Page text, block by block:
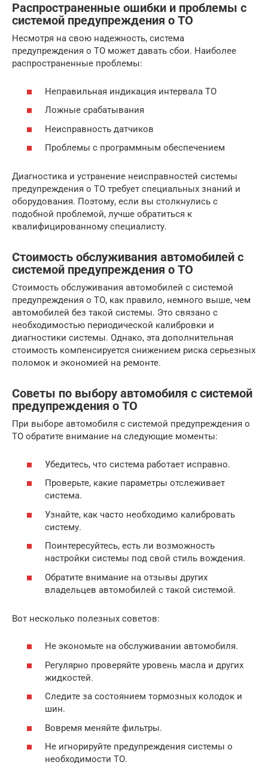
Распространенные ошибки и проблемы с
системой предупреждения о ТО
Несмотря на свою надежность, система
предупреждения о ТО может давать сбои. Наиболее
распространенные проблемы:
Неправильная индикация интервала ТО
Ложные срабатывания
Неисправность датчиков
Проблемы с программным обеспечением
Диагностика и устранение неисправностей системы
предупреждения о ТО требует специальных знаний и
оборудования. Поэтому, если вы столкнулись с
подобной проблемой, лучше обратиться к
квалифицированному специалисту.
Стоимость обслуживания автомобилей с
системой предупреждения о ТО
Стоимость обслуживания автомобилей с системой
предупреждения о ТО, как правило, немного выше, чем
автомобилей без такой системы. Это связано с
необходимостью периодической калибровки и
диагностики системы. Однако, эта дополнительная
стоимость компенсируется снижением риска серьезных
поломок и экономией на ремонте.
Советы по выбору автомобиля с системой
предупреждения о ТО
При выборе автомобиля с системой предупреждения о
ТО обратите внимание на следующие моменты:
Убедитесь, что система работает исправно.
Проверьте, какие параметры отслеживает
система.
Узнайте, как часто необходимо калибровать
систему.
Поинтересуйтесь, есть ли возможность
настройки системы под свой стиль вождения.
Обратите внимание на отзывы других
владельцев автомобилей с такой системой.
Вот несколько полезных советов:
Не экономьте на обслуживании автомобиля.
Регулярно проверяйте уровень масла и других
жидкостей.
Следите за состоянием тормозных колодок и
шин.
Вовремя меняйте фильтры.
Не игнорируйте предупреждения системы о
необходимости ТО.